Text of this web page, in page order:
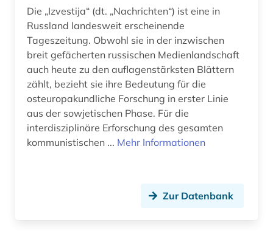
finnland (2)
firma (1)
firmeninformation (1)
forschung (1)
fotografie (3)
frankreich (1)
franziszeischer kataster (1)
frau (1)
Niederlande (4)
Niedersachsen (1)
Nordamerika (3)
Nordrhein-Westfalen (1)
Norwegen (4)
Die „Izvestija“ (dt. „Nachrichten“) ist eine in
Russland landesweit erscheinende
Tageszeitung. Obwohl sie in der inzwischen
breit gefächerten russischen Medienlandschaft
auch heute zu den auflagenstärksten Blättern
zählt, bezieht sie ihre Bedeutung für die
osteuropakundliche Forschung in erster Linie
aus der sowjetischen Phase. Für die
interdisziplinäre Erforschung des gesamten
kommunistischen ... Mehr Informationen
Zur Datenbank